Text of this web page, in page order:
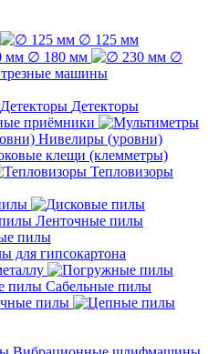
∅ 125 мм
∅ 180 мм
∅
машины
Детекторы
приёмники
Нивелиры (уровни)
Тепловизоры
Ленточные пилы
пилы
для гипсокартона
Сабельные пилы
пилы